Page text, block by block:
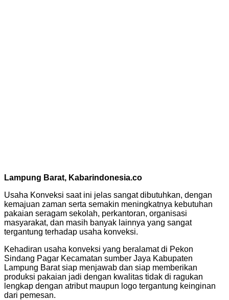
Lampung Barat, Kabarindonesia.co
Usaha Konveksi saat ini jelas sangat dibutuhkan, dengan
kemajuan zaman serta semakin meningkatnya kebutuhan
pakaian seragam sekolah, perkantoran, organisasi
masyarakat, dan masih banyak lainnya yang sangat
tergantung terhadap usaha konveksi.
Kehadiran usaha konveksi yang beralamat di Pekon
Sindang Pagar Kecamatan sumber Jaya Kabupaten
Lampung Barat siap menjawab dan siap memberikan
produksi pakaian jadi dengan kwalitas tidak di ragukan
lengkap dengan atribut maupun logo tergantung keinginan
dari pemesan.